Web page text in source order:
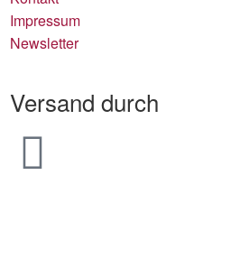
Impressum
Newsletter
Versand durch